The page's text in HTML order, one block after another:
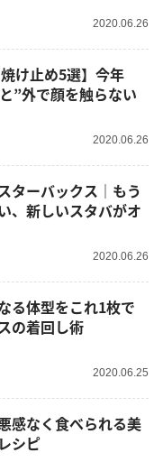
2020.06.26
け止め5選】今年
”外で顔を触らない
2020.06.26
ターバックス｜もう
、新しいスタバがオ
2020.06.26
る体型をこれ1枚で
の着回し術
2020.06.25
感なく食べられる美
シピ